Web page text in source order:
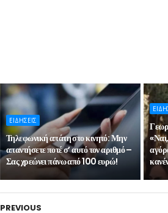
ΕΙΔΗΣΕΙΣ
Τηλεφωνική απάτη στο κινητό: Μην
απαντήσετε ποτέ σ’ αυτό τον αριθμό –
Σας χρεώνει πάνω από 100 ευρώ!
PREVIOUS